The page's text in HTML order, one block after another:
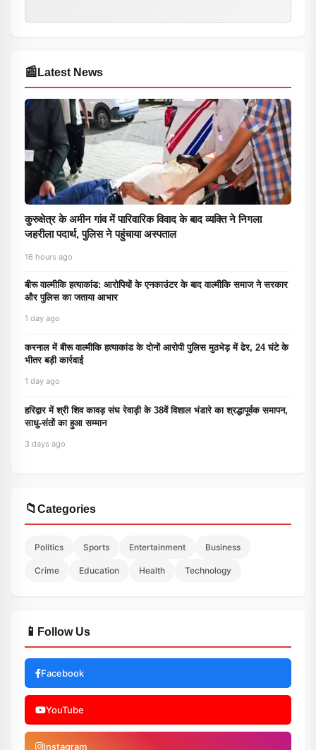
📰 Latest News
कुरुक्षेत्र के अमीन गांव में पारिवारिक विवाद के बाद व्यक्ति ने निगला
जहरीला पदार्थ, पुलिस ने पहुंचाया अस्पताल
16 hours ago
बीरू वाल्मीकि हत्याकांड: आरोपियों के एनकाउंटर के बाद वाल्मीकि समाज ने सरकार
और पुलिस का जताया आभार
1 day ago
करनाल में बीरू वाल्मीकि हत्याकांड के दोनों आरोपी पुलिस मुठभेड़ में ढेर, 24 घंटे के
भीतर बड़ी कार्रवाई
1 day ago
हरिद्वार में श्री शिव कावड़ संघ रेवाड़ी के 38वें विशाल भंडारे का श्रद्धापूर्वक समापन,
साधु-संतों का हुआ सम्मान
3 days ago
📁Categories
Politics Sports Entertainment Business
Crime Education Health Technology
📱 Follow Us
Facebook
YouTube
Instagram